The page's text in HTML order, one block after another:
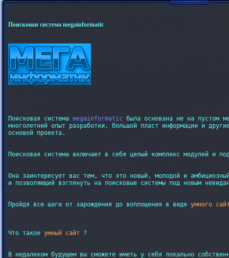
Поисковая система megainformatic
Поисковая система megainformatic была основана не на пустом
многолетний опыт разработки, большой пласт информации и
основой проекта.
Поисковая система включает в себя целый комплекс модулей и
Она заинтересует вас тем, что это новый, молодой и
и позволяющий взглянуть на поисковые системы под новым
Пройдя все шаги от зарождения до воплощения в виде умного
Что такое умный сайт ?
В недалеком будущем вы сможете иметь у себя локально